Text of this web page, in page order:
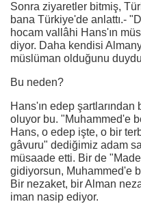
Sonra ziyaretler bitmiş,
bana Türkiye'de anlattı.-
hocam vallâhi Hans'ın
diyor. Daha kendisi
müslüman olduğunu
Bu neden?
Hans'ın edep şartlarından
oluyor bu. "Muhammed'e
Hans, o edep işte, o bir
gâvuru" dediğimiz adam
müsaade etti. Bir de
gidiyorsun, Muhammed'e
Bir nezaket, bir Alman
iman nasip ediyor.